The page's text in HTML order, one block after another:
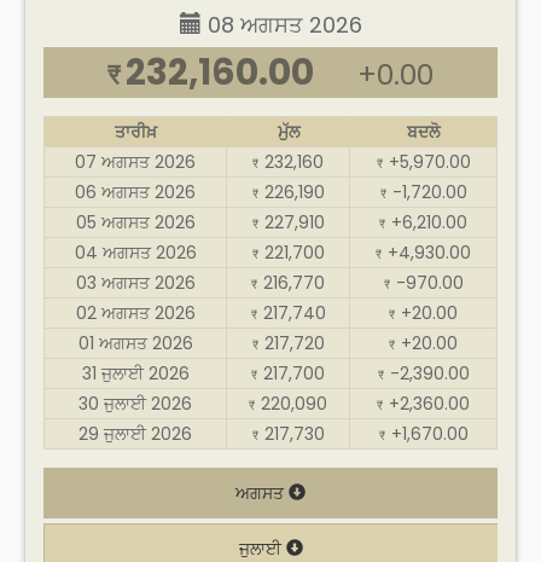
08 ਅਗਸਤ 2026
₹ 232,160.00 +0.00
ਤਾਰੀਖ਼ ਮੁੱਲ
ਬਦਲੋ
07 ਅਗਸਤ 2026
₹ 232,160 ₹ +5,970.00
06 ਅਗਸਤ 2026
₹ 226,190 ₹ -1,720.00
05 ਅਗਸਤ 2026
₹ 227,910 ₹ +6,210.00
04 ਅਗਸਤ 2026
₹ 221,700 ₹ +4,930.00
03 ਅਗਸਤ 2026
₹ 216,770 ₹ -970.00
02 ਅਗਸਤ 2026
₹ 217,740 ₹ +20.00
01 ਅਗਸਤ 2026
₹ 217,720 ₹ +20.00
31 ਜੁਲਾਈ 2026
₹ 217,700 ₹ -2,390.00
30 ਜੁਲਾਈ 2026
₹ 220,090 ₹ +2,360.00
29 ਜੁਲਾਈ 2026
₹ 217,730 ₹ +1,670.00
ਅਗਸਤ
ਜੁਲਾਈ